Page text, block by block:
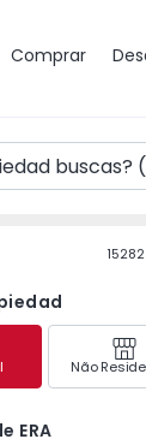
Comprar
15282
Não
ERA